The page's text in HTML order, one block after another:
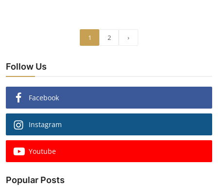
1 2 ›
Follow Us
Facebook
Instagram
Youtube
Popular Posts